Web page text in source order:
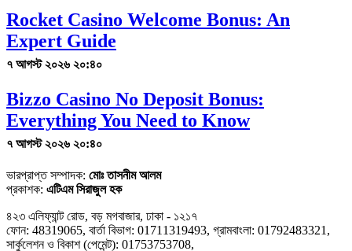
Rocket Casino Welcome Bonus: An
Expert Guide
৭ আগস্ট ২০২৬ ২০:৪০
Bizzo Casino No Deposit Bonus:
Everything You Need to Know
৭ আগস্ট ২০২৬ ২০:৪০
ভারপ্রাপ্ত সম্পাদক: মোঃ তাসনীম আলম
প্রকাশক: এটিএম সিরাজুল হক
৪২৩ এলিফ্যান্ট রোড, বড় মগবাজার, ঢাকা - ১২১৭
ফোন: 48319065, বার্তা বিভাগ: 01711319493, গ্রামবাংলা: 01792483321,
সার্কুলেশন ও বিকাশ (পেমেন্ট): 01753753708,